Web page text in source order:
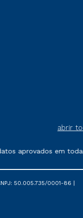
abrir
aprovados em
50.005.735/0001-86 |